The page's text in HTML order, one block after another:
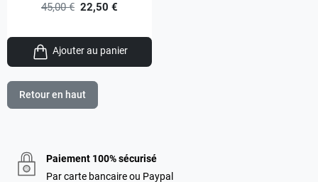
45,00 € 22,50 €
Ajouter au panier
Retour en haut
Paiement 100% sécurisé
Par carte bancaire ou Paypal